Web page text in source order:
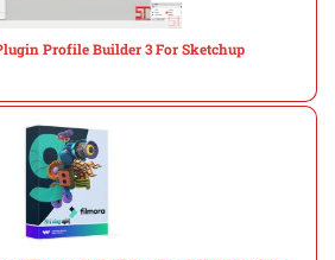
Profile Builder 3 For Sketchup